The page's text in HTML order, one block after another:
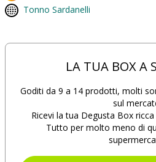
Tonno Sardanelli
LA TUA BOX A
Goditi da 9 a 14 prodotti, molti
sul
Ricevi la tua Degusta Box
Tutto per molto meno di